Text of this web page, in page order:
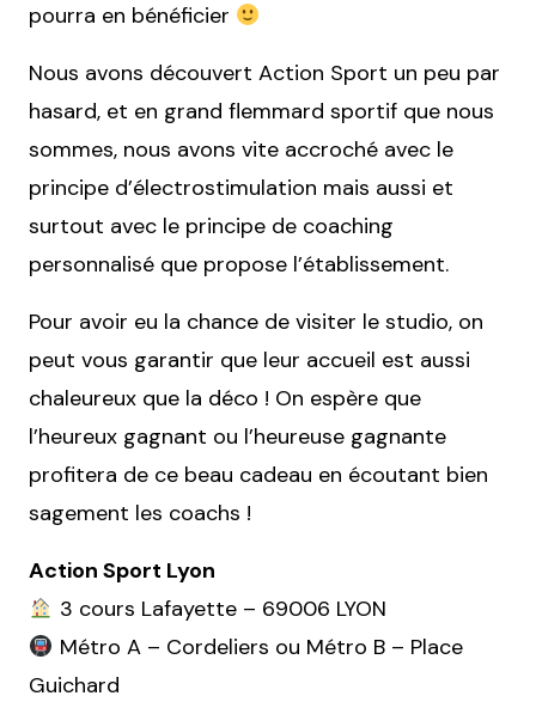
pourra en bénéficier
Nous avons découvert Action Sport un peu par
hasard, et en grand flemmard sportif que nous
sommes, nous avons vite accroché avec le
principe d’électrostimulation mais aussi et
surtout avec le principe de coaching
personnalisé que propose l’établissement.
Pour avoir eu la chance de visiter le studio, on
peut vous garantir que leur accueil est aussi
chaleureux que la déco ! On espère que
l’heureux gagnant ou l’heureuse gagnante
profitera de ce beau cadeau en écoutant bien
sagement les coachs !
Action Sport Lyon
3 cours Lafayette – 69006 LYON
Métro A – Cordeliers ou Métro B – Place
Guichard